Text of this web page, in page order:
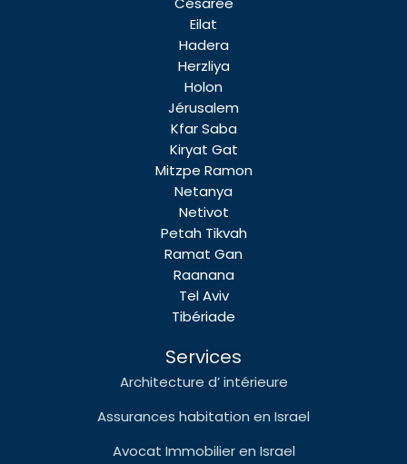
Eilat
Hadera
Herzliya
Holon
Jérusalem
Kfar Saba
Kiryat Gat
Mitzpe Ramon
Netanya
Netivot
Petah Tikvah
Ramat Gan
Raanana
Tel Aviv
Tibériade
Services
Architecture d’ intérieure
Assurances habitation en Israel
Avocat Immobilier en Israel